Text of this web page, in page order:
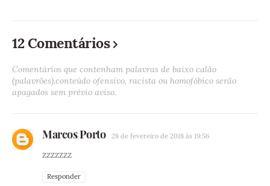
12 Comentários
Comentários que contenham palavras de baixo calão
(palavrões),conteúdo ofensivo, racista ou homofóbico serão
apagados sem prévio aviso.
Marcos Porto 28 de fevereiro de 2018 às 19:56
zzzzzzz
Responder